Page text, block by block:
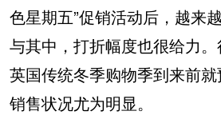
色星期五”促销活动后，越来
与其中，打折幅度也很给力
英国传统冬季购物季到来前
销售状况尤为明显。